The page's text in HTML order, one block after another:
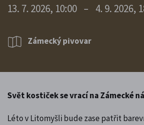
13. 7. 2026, 10:00 – 4. 9. 2026,
Zámecký pivovar
Svět kostiček se vrací na Zámecké
Léto v Litomyšli bude zase patřit